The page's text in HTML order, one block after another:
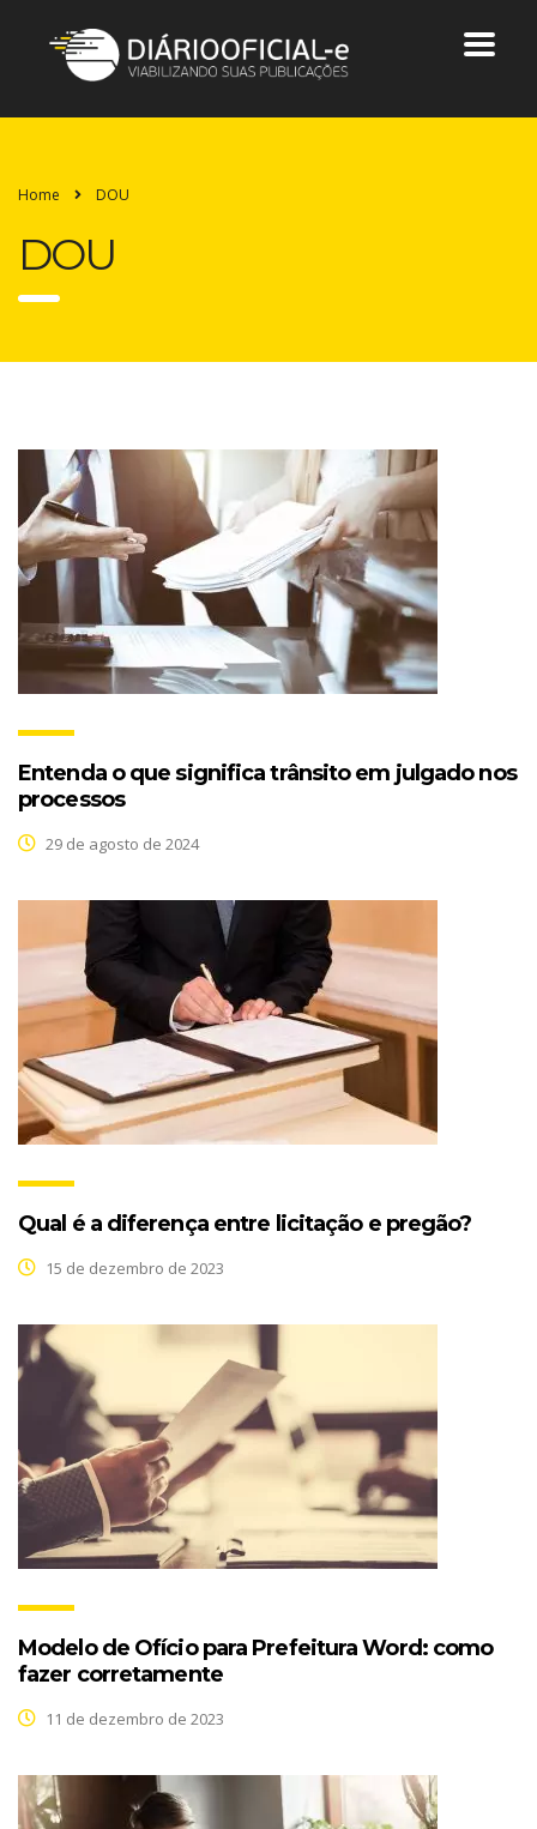
Home DOU
DOU
Entenda o que significa trânsito em julgado nos
processos
29 de agosto de 2024
Qual é a diferença entre licitação e pregão?
15 de dezembro de 2023
Modelo de Ofício para Prefeitura Word: como
fazer corretamente
11 de dezembro de 2023